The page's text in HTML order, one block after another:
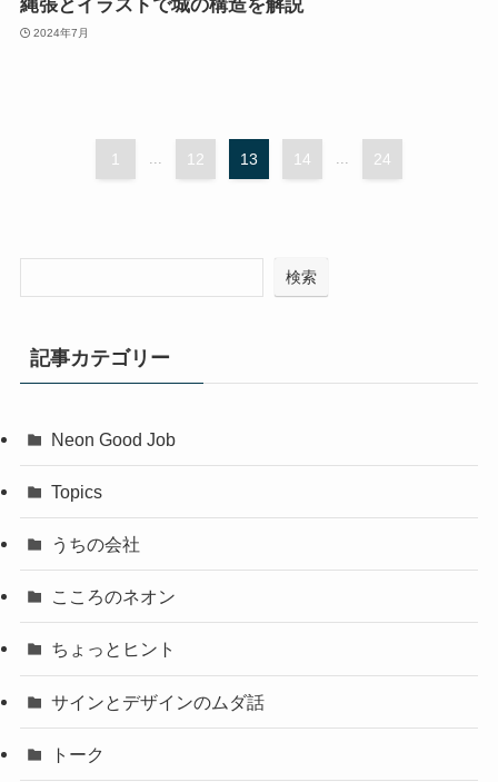
縄張とイラストで城の構造を解説
2024年7月
1 ... 12 13 14 ... 24
検索
記事カテゴリー
Neon Good Job
Topics
うちの会社
こころのネオン
ちょっとヒント
サインとデザインのムダ話
トーク